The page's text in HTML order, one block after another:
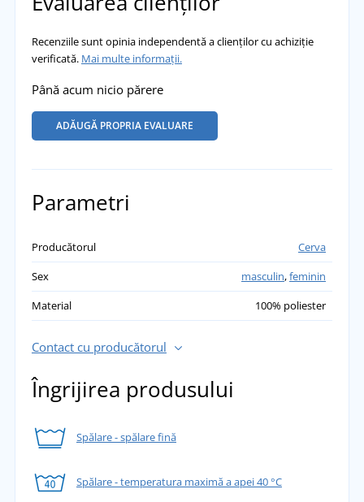
Recenziile sunt opinia independentă a clienților cu achiziție
verificată. Mai multe informații.
Până acum nicio părere
ADĂUGĂ PROPRIA EVALUARE
Parametri
Producătorul
Cerva
Sex
masculin,feminin
Material
100% poliester
Contact cu producătorul
Îngrijirea produsului
Spălare - spălare fină
Spălare - temperatura maximă a apei 40 °C